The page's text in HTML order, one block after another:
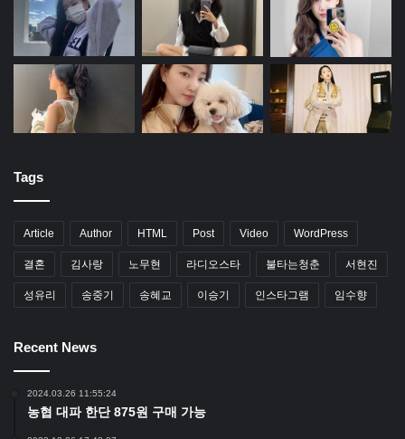
Tags
Article Author HTML Post Video WordPress
결혼 김사랑 노무현 라디오스타 불타는청춘 서현진
성유리 송중기 송혜교 이승기 인스타그램 임수향
Recent News
2024.03.26 11:55:24
농협 대파 한단 875원 구매 가능